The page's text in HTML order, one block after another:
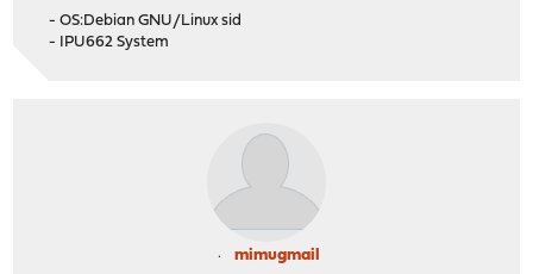
- OS:Debian GNU/Linux sid
- IPU662 System
mimugmail